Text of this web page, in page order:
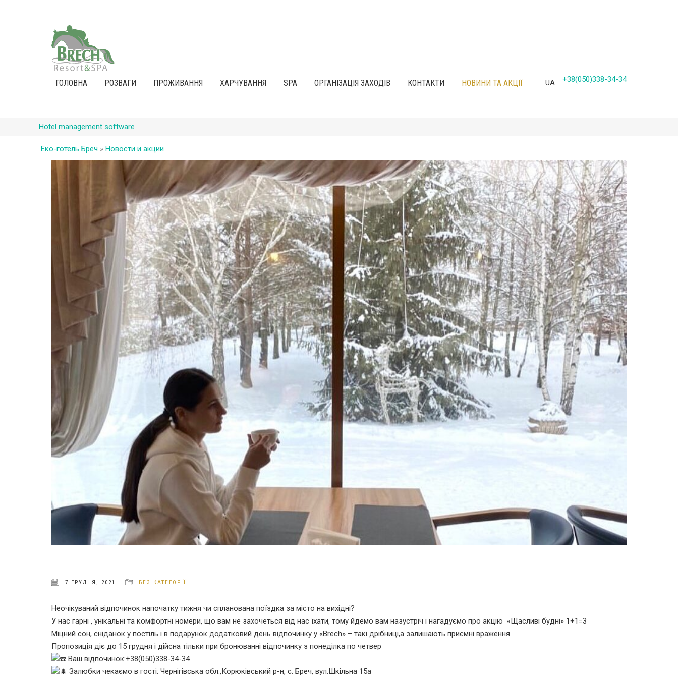
ГОЛОВНА РОЗВАГИ ПРОЖИВАННЯ ХАРЧУВАННЯ SPA ОРГАНІЗАЦІЯ ЗАХОДІВ КОНТАКТИ НОВИНИ ТА АКЦІЇ UA +38(050)338-34-34
Hotel management software
Еко-готель Бреч » Новости и акции
7 ГРУДНЯ, 2021 БЕЗ КАТЕГОРІЇ
Неочікуваний відпочинок напочатку тижня чи спланована поїздка за місто на вихідні?
У нас гарні , унікальні та комфортні номери, що вам не захочеться від нас їхати, тому йдемо вам назустріч і нагадуємо про акцію «Щасливі будні» 1+1=3
Міцний сон, сніданок у постіль і в подарунок додатковий день відпочинку у «Brech» – такі дрібниці,а залишають приємні враження
Пропозиція діє до 15 грудня і дійсна тільки при бронюванні відпочинку з понеділка по четвер
Ваш відпочинок:+38(050)338-34-34
Залюбки чекаємо в гості: Чернігівська обл.,Корюківський р-н, с. Бреч, вул.Шкільна 15а